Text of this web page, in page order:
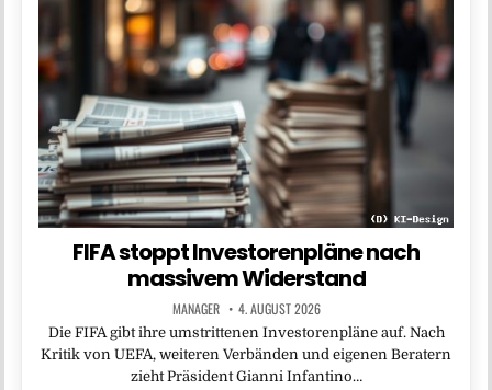
FIFA stoppt Investorenpläne nach
massivem Widerstand
MANAGER 4. AUGUST 2026
Die FIFA gibt ihre umstrittenen Investorenpläne auf. Nach
Kritik von UEFA, weiteren Verbänden und eigenen Beratern
zieht Präsident Gianni Infantino…